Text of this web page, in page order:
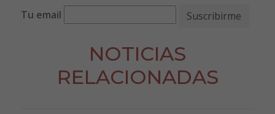
Tu email
NOTICIAS
RELACIONADAS